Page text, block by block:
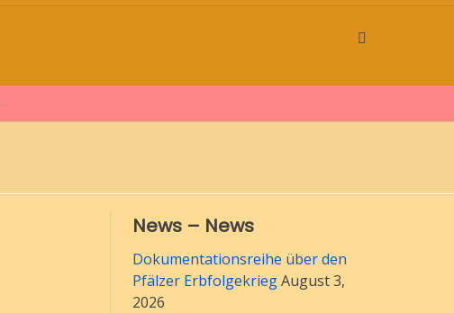
News – News
Dokumentationsreihe über den
Pfälzer ErbfolgekriegAugust 3,
2026